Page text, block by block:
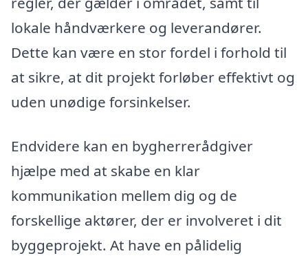
lokale håndværkere og leverandører.
Dette kan være en stor fordel i forhold til
at sikre, at dit projekt forløber effektivt og
uden unødige forsinkelser.
Endvidere kan en bygherrerådgiver
hjælpe med at skabe en klar
kommunikation mellem dig og de
forskellige aktører, der er involveret i dit
byggeprojekt. At have en pålidelig